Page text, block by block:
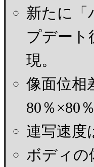
新たに「
プデート
現。
像面位相
80％×80
連写速度
ボディの